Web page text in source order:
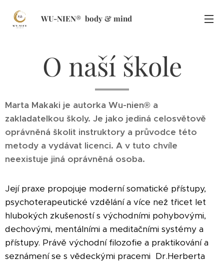
WU-NIEN® body & mind
O naší škole
Marta Makaki je autorka Wu-nien® a
zakladatelkou školy. Je jako jediná celosvětově
oprávněná školit instruktory a průvodce této
metody a vydávat licenci. A v tuto chvíle
neexistuje jiná oprávněná osoba.
Její praxe propojuje moderní somatické přístupy,
psychoterapeutické vzdělání a více než třicet let
hlubokých zkušeností s východními pohybovými,
dechovými, mentálními a meditačními systémy a
přístupy. Právě východní filozofie a praktikovánía
seznámení se s vědeckými pracemi Dr.Herberta